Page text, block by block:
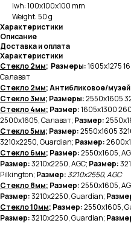
lwh: 100x100x100 mm
Weight: 50 g
Характеристики
Описание
Доставка и оплата
Характеристики
Стекло 2мм; Размеры:1605х1275
Салават
Стекло 2мм; Антибликовое/
Стекло 3мм; Размеры:2550х1605
Стекло 4мм; Размер:1605х1300
2500х1605, Салават; Размер:
Стекло 5мм; Размер:2550х1605
3210х2250, Guardian; Размер:
Стекло 6мм; Размер:2550х1605,
Размер:3210х2250, AGC; Размер:
Pilkington; Размер: 3210х2550, AGC
Стекло 8мм; Размер:2550х1605,
Размер:3210х2250, Guardian;
Стекло 10мм; Размер:2550х1605,
Размер:3210х2250, Guardian;